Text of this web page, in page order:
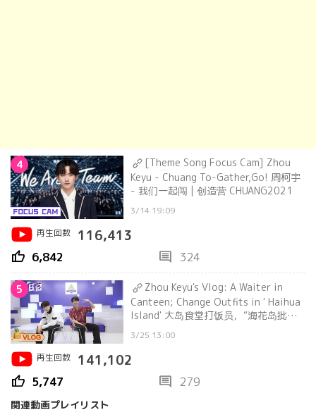
4
[Theme Song Focus Cam] Zhou
Keyu - Chuang To-Gather,Go! 周柯宇
- 我们一起闯 | 创造营 CHUANG2021
3/14 19:09
再生回数
116,413
thumb_up 6,842 comment 324
5
Zhou Keyu's Vlog: A Waiter in
Canteen; Change Outfits in ' Haihua
Island' 大岛食堂打饭员，“海花岛批发
3/25 13:00
再生回数
141,102
thumb_up 5,747 comment 279
関連動画プレイリスト